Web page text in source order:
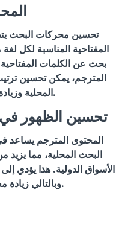
تحسين محركات البحث
المفتاحية المناسبة لكل
بحث عن الكلمات
المترجم، يمكن تحسين
المحلية وزيادة عدد الزوار.
3.2 تحسين الظهور
المحتوى المترجم يساعد
البحث المحلية، مما
الأسواق الدولية. هذا يؤدي
وبالتالي زيادة معدلات التحويل.